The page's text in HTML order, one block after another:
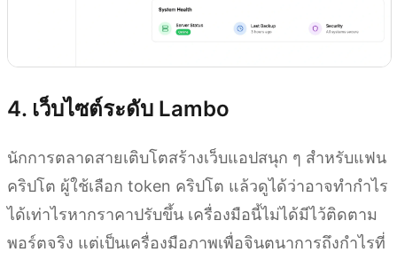
4. เว็บไซต์ระดับ Lambo
นักการตลาดสายเติบโตสร้างเว็บแอปสนุก ๆ สำหรับแฟน
คริปโต ผู้ใช้เลือก token คริปโต แล้วดูได้ว่าอาจทำกำไร
ได้เท่าไรหากราคาปรับขึ้น เครื่องมือนี้ไม่ได้มีไว้ติดตาม
พอร์ตจริง แต่เป็นเครื่องมือภาพเพื่อจินตนาการถึงกำไรที่